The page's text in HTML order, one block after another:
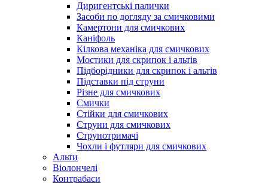
Диригентські палички
Засоби по догляду за смичковими
Камертони для смичкових
Каніфоль
Кілкова механіка для смичкових
Мостики для скрипок і альтів
Підборiдники для скрипок і альтів
Підставки під струни
Різне для смичкових
Смички
Стійки для смичкових
Струни для смичкових
Струнотримачі
Чохли і футляри для смичкових
Альти
Віолончелі
Контрабаси